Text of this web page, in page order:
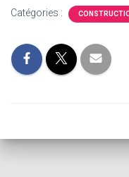
Catégories :